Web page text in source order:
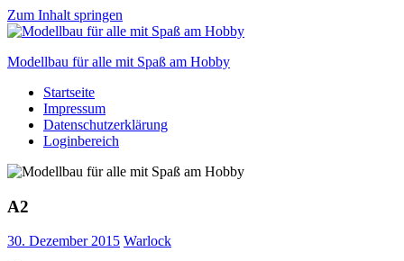
Zum Inhalt springen
Modellbau für alle mit Spaß am Hobby
Scale
modelling
to
Startseite
Impressum
Datenschutzerklärung
Loginbereich
A2
30. Dezember 2015 Warlock